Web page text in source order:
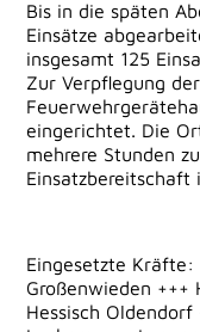
Bis in die späten
Einsätze
insgesamt 125
Zur Verpflegung
eingerichtet. Die
mehrere Stunden
Einsatzbereitschaft
Eingesetzte Kräfte:
Großenwieden +++
Hessisch